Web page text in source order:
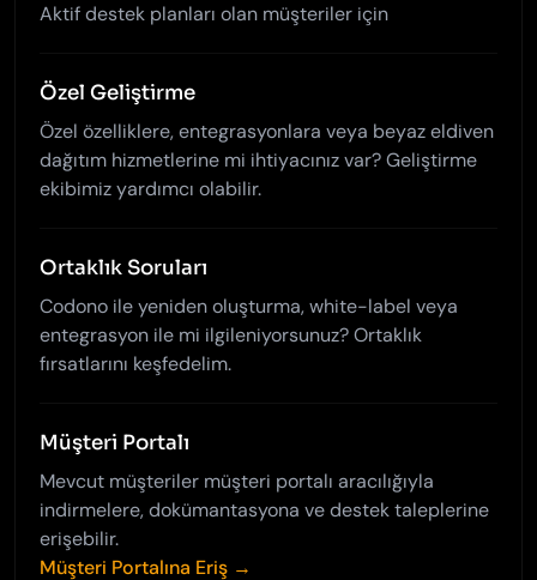
Aktif destek planları olan müşteriler için
Özel Geliştirme
Özel özelliklere, entegrasyonlara veya beyaz eldiven
dağıtım hizmetlerine mi ihtiyacınız var? Geliştirme
ekibimiz yardımcı olabilir.
Ortaklık Soruları
Codono ile yeniden oluşturma, white-label veya
entegrasyon ile mi ilgileniyorsunuz? Ortaklık
fırsatlarını keşfedelim.
Müşteri Portalı
Mevcut müşteriler müşteri portalı aracılığıyla
indirmelere, dokümantasyona ve destek taleplerine
erişebilir.
Müşteri Portalına Eriş →